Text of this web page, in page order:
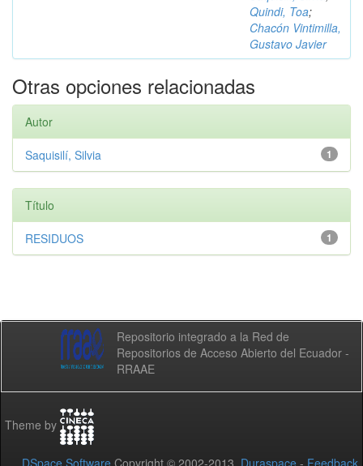
Quindi, Toa;
Chacón Vintimilla,
Gustavo Javier
Otras opciones relacionadas
Autor
1
Saquisilí, Silvia
Título
1
RESIDUOS
Repositorio integrado a la Red de
Repositorios de Acceso Abierto del Ecuador -
RRAAE
Theme by
DSpace Software Copyright © 2002-2013 Duraspace - Feedback